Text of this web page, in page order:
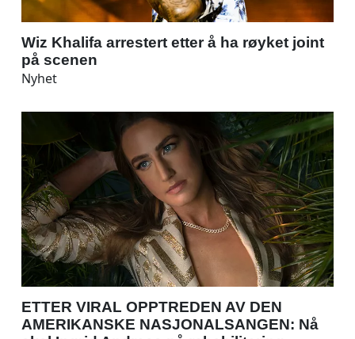
Wiz Khalifa arrestert etter å ha røyket joint
på scenen
Nyhet
ETTER VIRAL OPPTREDEN AV DEN
AMERIKANSKE NASJONALSANGEN: Nå